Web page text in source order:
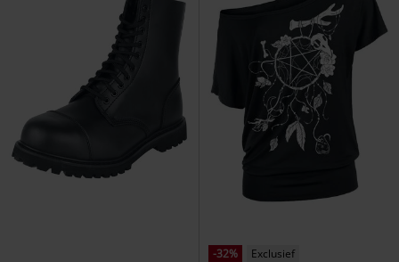
-32%
Exclusief